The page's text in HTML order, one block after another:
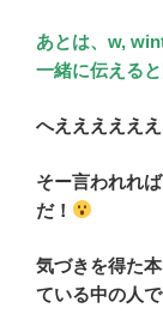
あとは、w,
一緒に伝える
へえええええ
そー言われれ
だ！
気づきを得た
ている中の人